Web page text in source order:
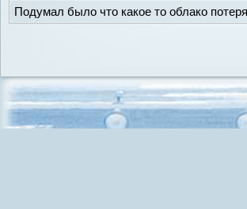
Подумал было что какое то облако